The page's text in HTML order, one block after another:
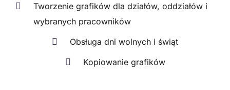
Tworzenie grafików dla działów, oddziałów i
wybranych pracowników
Obsługa dni wolnych i świąt
Kopiowanie grafików